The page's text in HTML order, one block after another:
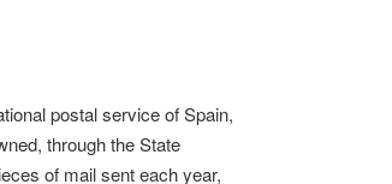
postal service of Spain,
through the State
of mail sent each year,